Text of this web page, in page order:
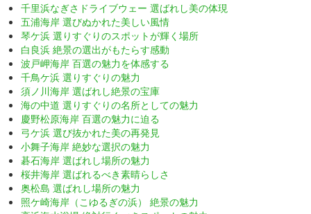
千里浜なぎさドライブウェー 選ばれし美の体現
五浦海岸 選びぬかれた美しい風情
琴ケ浜 選りすぐりのスポットが輝く場所
白良浜 絶景の選出がもたらす感動
波戸岬海岸 百選の魅力を体感する
千鳥ケ浜 選りすぐりの魅力
須ノ川海岸 選ばれし絶景の宝庫
海の中道 選りすぐりの名所としての魅力
慶野松原海岸 百選の魅力に迫る
弓ケ浜 選び抜かれた美の再発見
小舞子海岸 絶妙な選択の魅力
碁石海岸 選ばれし場所の魅力
桜井海岸 選ばれるべき素晴らしさ
奥松島 選ばれし場所の魅力
照ケ崎海岸（こゆるぎの浜） 絶景の魅力